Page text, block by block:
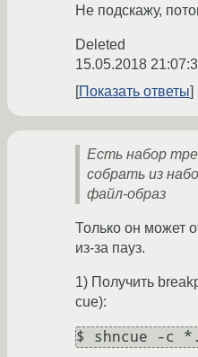
Не подскажу,
Deleted
15.05.2018
Показать ответы
Есть набор
собрать из
файл-образ
Только он может
из-за пауз.
1) Получить
cue):